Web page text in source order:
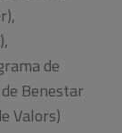
),
),
de
de Benestar
Valors)